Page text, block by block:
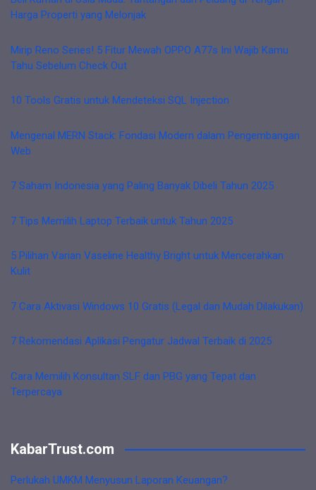
Harga Properti yang Melonjak
Mirip Reno Series! 5 Fitur Mewah OPPO A77s Ini Wajib Kamu
Tahu Sebelum Check Out
10 Tools Gratis untuk Mendeteksi SQL Injection
Mengenal MERN Stack: Fondasi Modern dalam Pengembangan
Web
7 Saham Indonesia yang Paling Banyak Dibeli Tahun 2025
7 Tips Memilih Laptop Terbaik untuk Tahun 2025
5 Pilihan Varian Vaseline Healthy Bright untuk Mencerahkan
Kulit
7 Cara Aktivasi Windows 10 Gratis (Legal dan Mudah Dilakukan)
7 Rekomendasi Aplikasi Pengatur Jadwal Terbaik di 2025
Cara Memilih Konsultan SLF dan PBG yang Tepat dan
Terpercaya
KabarTrust.com
Perlukah UMKM Menyusun Laporan Keuangan?